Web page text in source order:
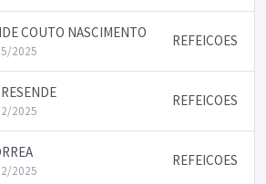
COUTO NASCIMENTO
2025
REFEICOES
2025
REFEICOES
2025
REFEICOES